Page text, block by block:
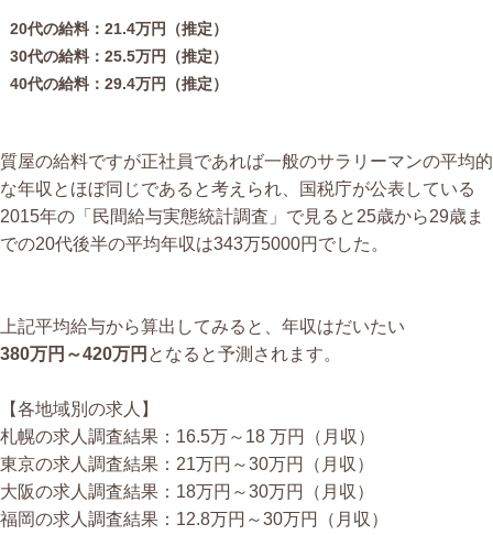
20代の給料：21.4万円（推定）
30代の給料：25.5万円（推定）
40代の給料：29.4万円（推定）
質屋の給料ですが正社員であれば一般のサラリーマンの平均的
な年収とほぼ同じであると考えられ、国税庁が公表している
2015年の「民間給与実態統計調査」で見ると25歳から29歳ま
での20代後半の平均年収は343万5000円でした。
上記平均給与から算出してみると、年収はだいたい
380万円～420万円 となると予測されます。
【各地域別の求人】
札幌の求人調査結果：16.5万～18 万円（月収）
東京の求人調査結果：21万円～30万円（月収）
大阪の求人調査結果：18万円～30万円（月収）
福岡の求人調査結果：12.8万円～30万円（月収）